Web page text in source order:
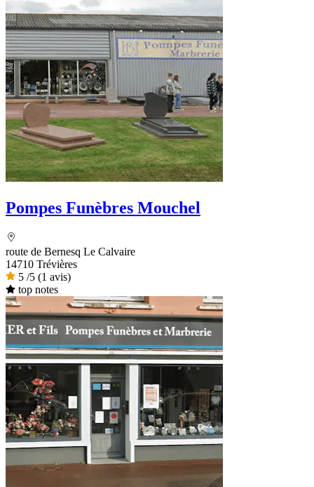
Pompes Funèbres Mouchel
route de Bernesq Le Calvaire
14710 Trévières
5 /5 (1 avis)
top notes